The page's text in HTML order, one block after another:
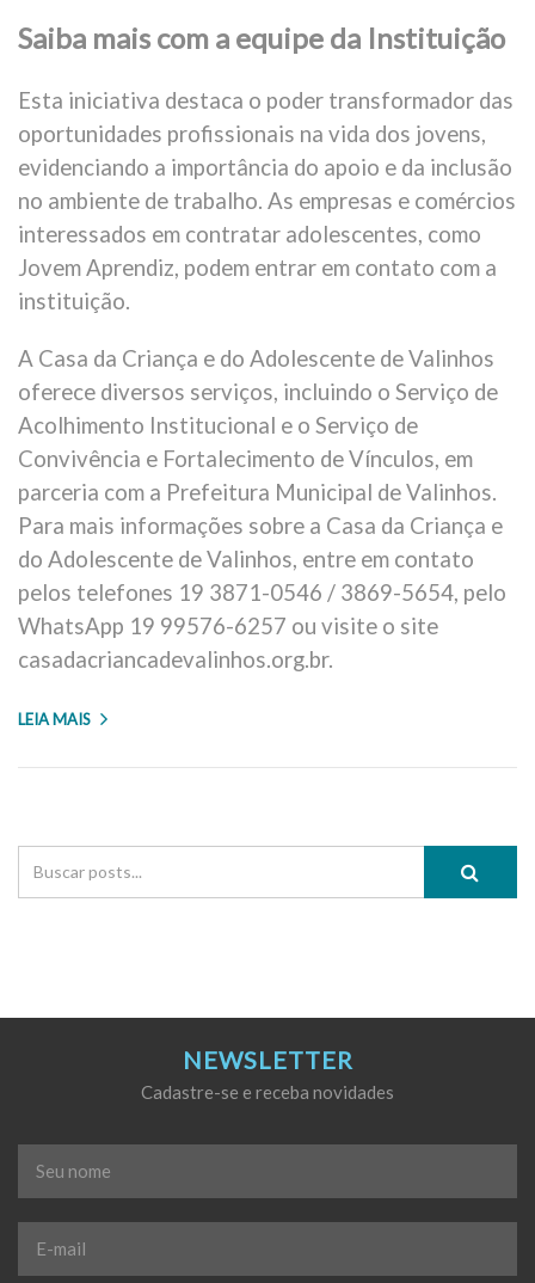
Saiba mais com a equipe da Instituição
Esta iniciativa destaca o poder transformador das
oportunidades profissionais na vida dos jovens,
evidenciando a importância do apoio e da inclusão
no ambiente de trabalho. As empresas e comércios
interessados em contratar adolescentes, como
Jovem Aprendiz, podem entrar em contato com a
instituição.
A Casa da Criança e do Adolescente de Valinhos
oferece diversos serviços, incluindo o Serviço de
Acolhimento Institucional e o Serviço de
Convivência e Fortalecimento de Vínculos, em
parceria com a Prefeitura Municipal de Valinhos.
Para mais informações sobre a Casa da Criança e
do Adolescente de Valinhos, entre em contato
pelos telefones 19 3871-0546 / 3869-5654, pelo
WhatsApp 19 99576-6257 ou visite o site
casadacriancadevalinhos.org.br.
LEIA MAIS
NEWSLETTER
Cadastre-se e receba novidades
Seu
nome
*
E-
mail
*